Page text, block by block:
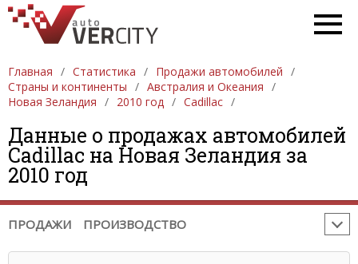
Главная Статистика
Продажи автомобилей
Страны и континенты
Австралия и Океания
Новая Зеландия
2010 год Cadillac
Данные о продажах автомобилей
Cadillac на Новая Зеландия за
2010 год
ПРОДАЖИ ПРОИЗВОДСТВО
ПРОДАЖА АВТОМОБИЛЕЙ
ЕВРОПА
АЗИЯ
СЕВЕРНАЯ АМЕРИКА
ЮЖНАЯ АМЕРИКА
АФРИКА
ПРОИЗВОДСТВО АВТОМОБИЛЕЙ
ЕВРОПА
АФРИКА
АВСТРАЛИЯ И ОКЕАНИЯ